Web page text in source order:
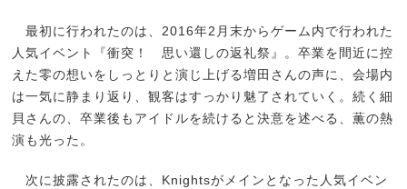
最初に行われたのは、2016年2月末からゲーム内で行われた
人気イベント『衝突！ 思い還しの返礼祭』。卒業を間近に控
えた零の想いをしっとりと演じ上げる増田さんの声に、会場内
は一気に静まり返り、観客はすっかり魅了されていく。続く細
貝さんの、卒業後もアイドルを続けると決意を述べる、薫の熱
演も光った。
次に披露されたのは、Knightsがメインとなった人気イベン